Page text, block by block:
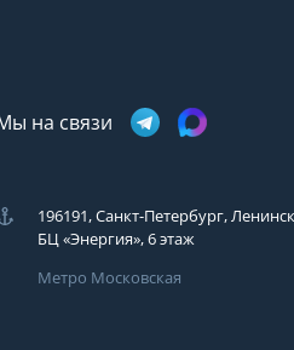
на связи
196191, Санкт-Петербург,
БЦ «Энергия», 6 этаж
Метро Московская